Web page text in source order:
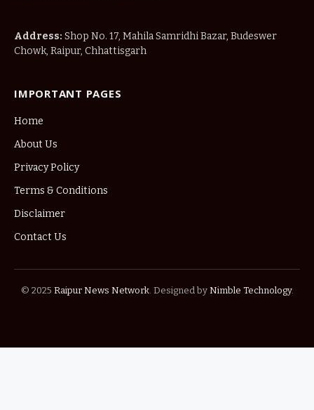
Address: Shop No. 17, Mahila Samridhi Bazar, Budeswer
Chowk, Raipur, Chhattisgarh
IMPORTANT PAGES
Home
About Us
Privacy Policy
Terms & Conditions
Disclaimer
Contact Us
© 2025 Raipur News Network. Designed by Nimble Technology.